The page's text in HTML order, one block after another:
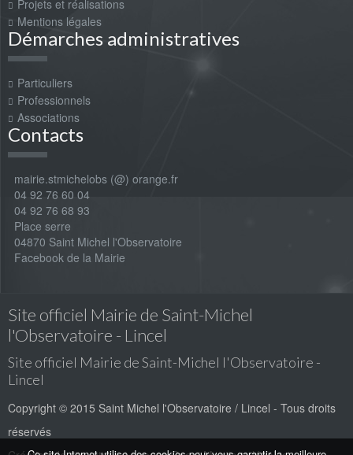
Projets et réalisations
Mentions légales
Démarches administratives
Particuliers
Professionnels
Associations
Contacts
mairie.stmichelobs (@) orange.fr
04 92 76 60 04
04 92 76 68 93
Place serre
04870 Saint Michel l'Observatoire
Facebook de la Mairie
Site officiel Mairie de Saint-Michel
l'Observatoire - Lincel
Site officiel Mairie de Saint-Michel l'Observatoire -
Lincel
Copyright © 2015 Saint Michel l'Observatoire / Lincel - Tous droits
réservés